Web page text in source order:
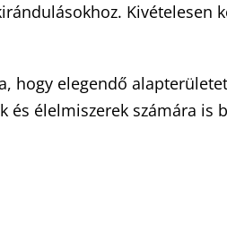
Kivételesen
hogy elegendő
élelmiszerek számára is